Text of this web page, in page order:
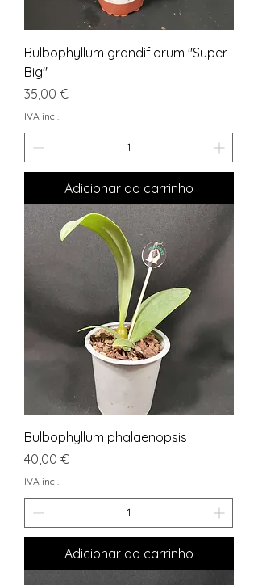
Bulbophyllum grandiflorum "Super
Big"
Preço
35,00 €
IVA incl.
Adicionar ao carrinho
Bulbophyllum phalaenopsis
Preço
40,00 €
IVA incl.
Adicionar ao carrinho